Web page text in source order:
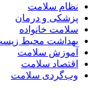
نظام سلامت
پزشکی و درمان
سلامت خانواده
بهداشت محیط
آموزش سلامت
اقتصاد سلامت
وب‌گردی سلامت